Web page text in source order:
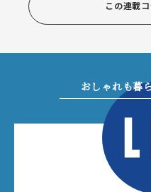
この連載
おしゃれも暮